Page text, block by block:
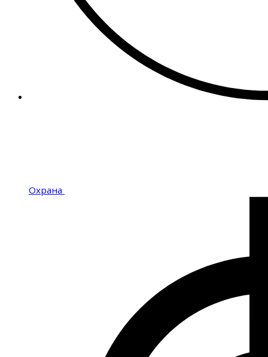
Охрана